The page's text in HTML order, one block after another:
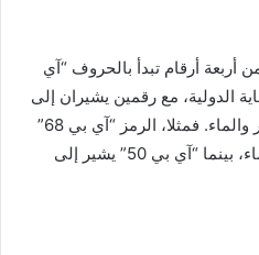
أربعة أرقام تبدأ بالحروف “آي
الدولية، مع رقمين يشيران إلى
مستوى الحماية ضد التوغل الغبار والماء. فمثلا، الرمز “آي بي 68”
يعني أن الجهاز مقاوم للغبار وللماء، بينما “آي بي 50” يشير إلى